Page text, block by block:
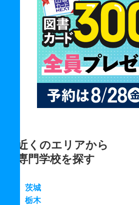
近くのエリアから
専門学校を探す
茨城
栃木